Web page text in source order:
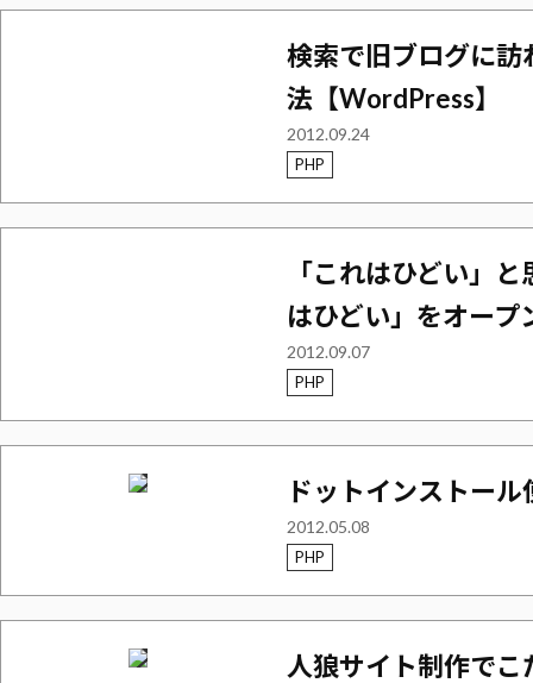
検索で旧ブログに
法【WordPress】
2012.09.24
PHP
「これはひどい」
はひどい」をオープ
2012.09.07
PHP
ドットインストー
2012.05.08
PHP
人狼サイト制作で